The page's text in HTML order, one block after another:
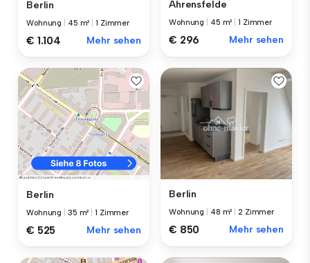
Berlin
Wohnung 45 m² |1 Zimmer
€ 1.104 Mehr sehen
Ahrensfelde
Wohnung 45 m² |1 Zimmer
€ 296 Mehr sehen
Berlin
Wohnung 35 m² |1 Zimmer
€ 525 Mehr sehen
Berlin
Wohnung 48 m² |2 Zimmer
€ 850 Mehr sehen